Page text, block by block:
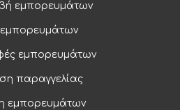
εμπορευμάτων
εμπορευμάτων
εμπορευμάτων
παραγγελίας
εμπορευμάτων